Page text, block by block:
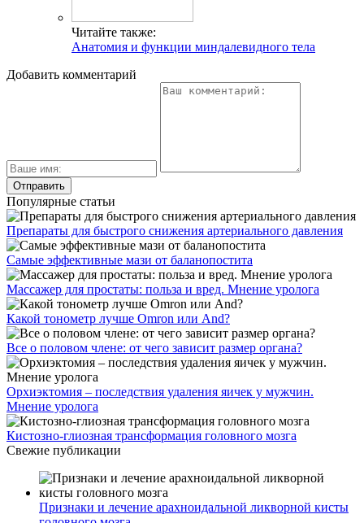
Читайте также:
Анатомия и функции миндалевидного тела
Добавить комментарий
Популярные статьи
Препараты для быстрого снижения артериального давления
Самые эффективные мази от баланопостита
Массажер для простаты: польза и вред. Мнение уролога
Какой тонометр лучше Omron или And?
Все о половом члене: от чего зависит размер органа?
Орхиэктомия – последствия удаления яичек у мужчин.
Мнение уролога
Кистозно-глиозная трансформация головного мозга
Свежие публикации
Признаки и лечение арахноидальной ликворной кисты